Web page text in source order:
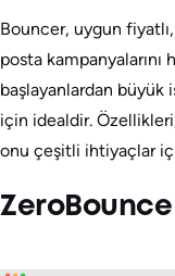
Bouncer, uygun
posta
başlayanlardan
için idealdir.
onu çeşitli ihtiyaçlar
ZeroBounce